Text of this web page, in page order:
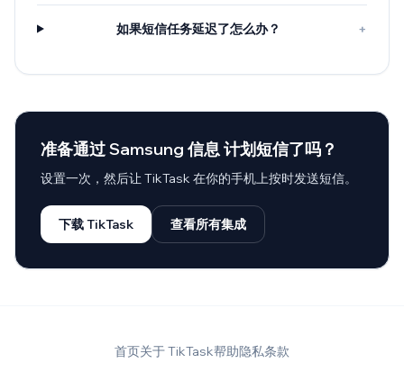
如果短信任务延迟了怎么办？ +
准备通过 Samsung 信息 计划短信了吗？
设置一次，然后让 TikTask 在你的手机上按时发送短信。
下载 TikTask 查看所有集成
首页关于 TikTask帮助隐私条款